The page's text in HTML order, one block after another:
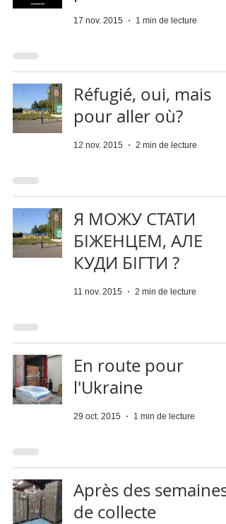
17 nov. 2015 1 min de lecture
Réfugié, oui, mais
pour aller où?
12 nov. 2015 2 min de lecture
Я МОЖУ СТАТИ
БІЖЕНЦЕМ, АЛЕ
КУДИ БІГТИ ?
11 nov. 2015 2 min de lecture
En route pour
l'Ukraine
29 oct. 2015 1 min de lecture
Après des semaines
de collecte